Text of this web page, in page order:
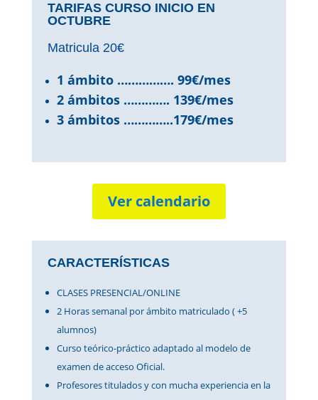
TARIFAS CURSO INICIO EN
OCTUBRE
Matricula 20€
1 ámbito ……………. 99€/mes
2 ámbitos …………. 139€/mes
3 ámbitos …………..179€/mes
Ver calendario
CARACTERÍSTICAS
CLASES PRESENCIAL/ONLINE
2 Horas semanal por ámbito matriculado ( +5
alumnos)
Curso teórico-práctico adaptado al modelo de
examen de acceso Oficial.
Profesores titulados y con mucha experiencia en la